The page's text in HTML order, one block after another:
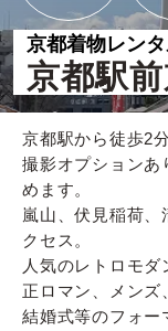
京都着物レン
京都駅
京都駅から徒歩2
撮影オプションあ
めます。
嵐山、伏見稲荷、
クセス。
人気のレトロモ
正ロマン、メンズ
結婚式等のフォー